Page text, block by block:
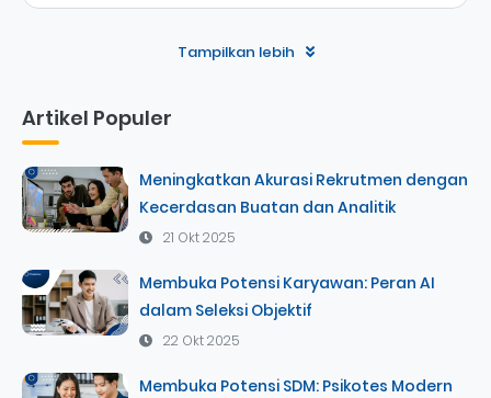
Tampilkan lebih
Artikel Populer
Meningkatkan Akurasi Rekrutmen dengan
Kecerdasan Buatan dan Analitik
21 Okt 2025
Membuka Potensi Karyawan: Peran AI
dalam Seleksi Objektif
22 Okt 2025
Membuka Potensi SDM: Psikotes Modern